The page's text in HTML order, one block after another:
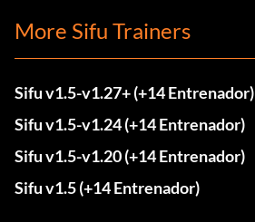
More Sifu Trainers
Sifu v1.5-v1.27+ (+14 Entrenador)
Sifu v1.5-v1.24 (+14 Entrenador)
Sifu v1.5-v1.20 (+14 Entrenador)
Sifu v1.5 (+14 Entrenador)